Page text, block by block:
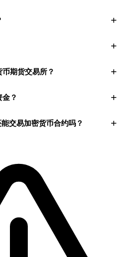
+
+
期货交易所？ +
？ +
交易加密货币合约吗？ +